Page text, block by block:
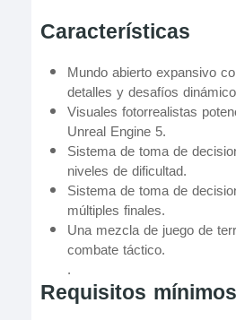
Características
Mundo abierto expansivo
detalles y desafíos
Visuales fotorrealistas
Unreal Engine 5.
Sistema de toma de
niveles de dificultad.
Sistema de toma de
múltiples finales.
Una mezcla de juego de
combate táctico.
.
Requisitos